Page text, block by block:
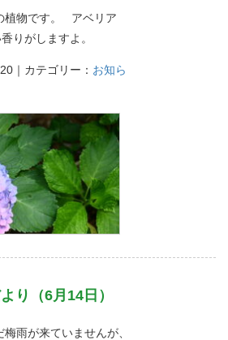
植物です。 アベリア
りがしますよ。
｜カテゴリー： お知ら
り（6月14日）
雨が来ていませんが、